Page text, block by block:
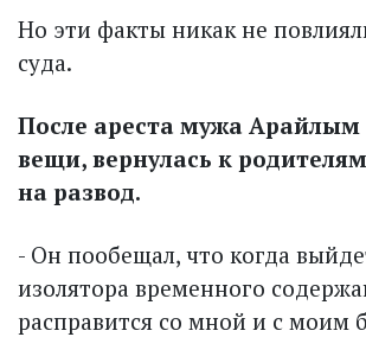
Но эти факты никак не
суда.
После ареста мужа Арайлым
вещи, вернулась к
на развод.
- Он пообещал, что когда
изолятора временного
расправится со мной и с моим